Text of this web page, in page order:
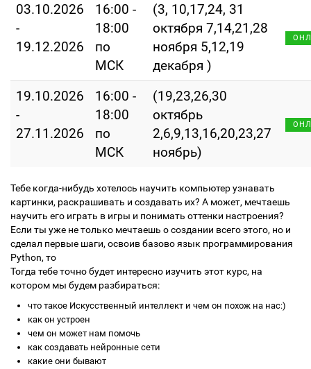
03.10.2026
-
19.12.2026
16:00 -
18:00
по
МСК
(3, 10,17,24, 31
октября 7,14,21,28
ноября 5,12,19
декабря )
19.10.2026
-
27.11.2026
16:00 -
18:00
по
МСК
(19,23,26,30
октябрь
2,6,9,13,16,20,23,27
ноябрь)
Тебе когда-нибудь хотелось научить компьютер узнавать
картинки, раскрашивать и создавать их? А может, мечтаешь
научить его играть в игры и понимать оттенки настроения?
Если ты уже не только мечтаешь о создании всего этого, но и
сделал первые шаги, освоив базово язык программирования
Python, то
Тогда тебе точно будет интересно изучить этот курс, на
котором мы будем разбираться:
что такое Искусственный интеллект и чем он похож на нас:)
как он устроен
чем он может нам помочь
как создавать нейронные сети
какие они бывают